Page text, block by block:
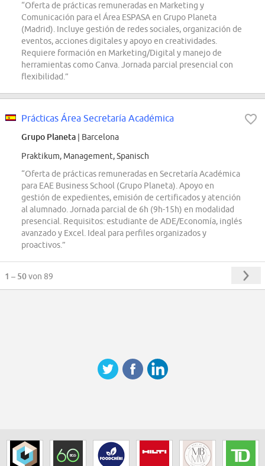
“Oferta de prácticas remuneradas en Marketing y
Comunicación para el Área ESPASA en Grupo Planeta
(Madrid). Incluye gestión de redes sociales, organización de
eventos, acciones digitales y apoyo en creatividades.
Requiere formación en Marketing/Digital y manejo de
herramientas como Canva. Jornada parcial presencial con
flexibilidad.”
Prácticas Área Secretaría Académica
Grupo Planeta | Barcelona
Praktikum, Management, Spanisch
“Oferta de prácticas remuneradas en Secretaría Académica
para EAE Business School (Grupo Planeta). Apoyo en
gestión de expedientes, emisión de certificados y atención
al alumnado. Jornada parcial de 6h (9h-15h) en modalidad
presencial. Requisitos: estudiante de ADE/Economía, inglés
avanzado y Excel. Ideal para perfiles organizados y
proactivos.”
1 – 50von 89